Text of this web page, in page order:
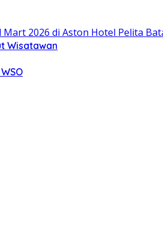
Wisatawan